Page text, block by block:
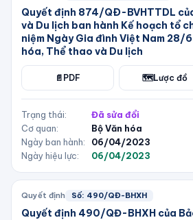
Quyết định 874/QÐ-BVHTTDL
và Du lịch ban hành Kế hoạch tổ
niệm Ngày Gia đình Việt Nam 28/
hóa, Thể thao và Du lịch
📄 PDF 🗺️Lược đồ
Trạng thái:
Đã sửa đổi
Cơ quan:
Bộ Văn hóa
Ngày ban hành:
06/04/2023
Ngày hiệu lực:
06/04/2023
Quyết định Số: 490/QĐ-BHXH
Quyết định 490/QĐ-BHXH của